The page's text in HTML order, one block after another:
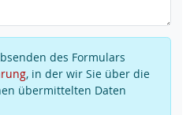
des Formulars
, in der wir Sie über die
übermittelten Daten